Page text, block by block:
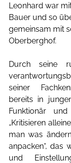
Leonhard war
Bauer und so
gemeinsam mit
Oberberghof.
Durch seine
seiner
bereits in
Funktionär und
„Kritisieren
man was
anpacken“, das
und